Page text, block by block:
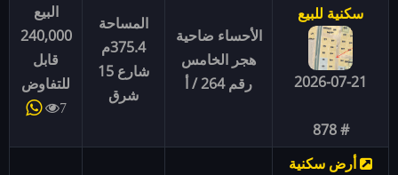
سكنية للبيع
2026-07-21
# 878
الأحساء ضاحية
هجر الخامس
رقم 264 / أ
المساحة
375.4م
شارع 15
شرق
البيع
240,000
قابل
للتفاوض
7
أرض سكنية